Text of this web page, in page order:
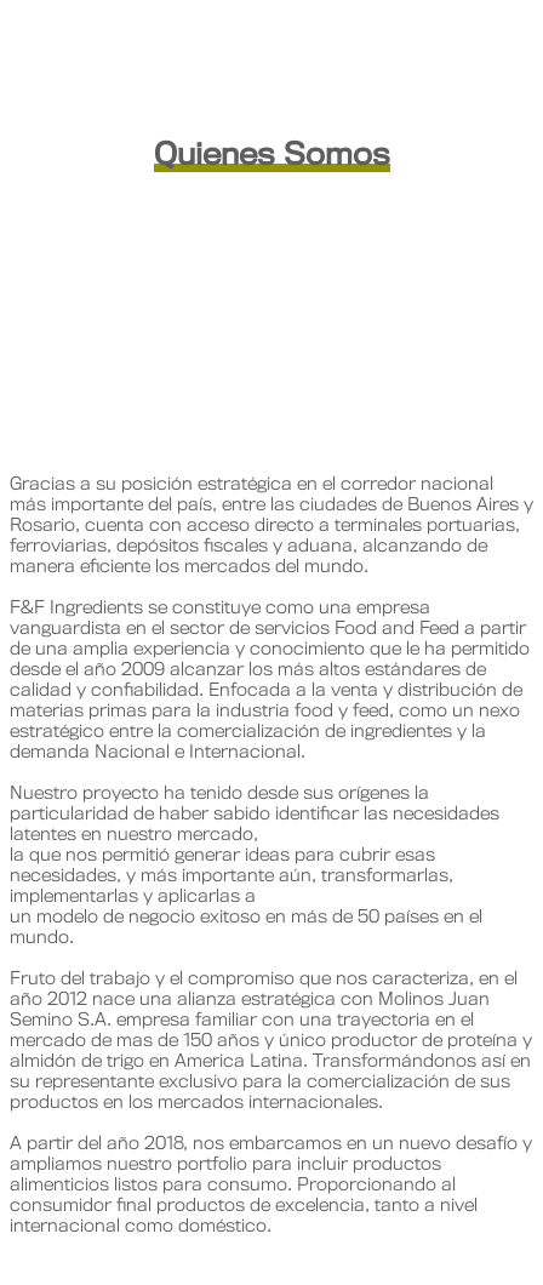
Quienes Somos
Gracias a su posición estratégica en el corredor nacional
más importante del país, entre las ciudades de Buenos Aires y
Rosario, cuenta con acceso directo a terminales portuarias,
ferroviarias, depósitos fiscales y aduana, alcanzando de
manera eficiente los mercados del mundo.
F&F Ingredients se constituye como una empresa
vanguardista en el sector de servicios Food and Feed a partir
de una amplia experiencia y conocimiento que le ha permitido
desde el año 2009 alcanzar los más altos estándares de
calidad y confiabilidad. Enfocada a la venta y distribución de
materias primas para la industria food y feed, como un nexo
estratégico entre la comercialización de ingredientes y la
demanda Nacional e Internacional.
Nuestro proyecto ha tenido desde sus orígenes la
particularidad de haber sabido identificar las necesidades
latentes en nuestro mercado,
la que nos permitió generar ideas para cubrir esas
necesidades, y más importante aún, transformarlas,
implementarlas y aplicarlas a
un modelo de negocio exitoso en más de 50 países en el
mundo.
Fruto del trabajo y el compromiso que nos caracteriza, en el
año 2012 nace una alianza estratégica con Molinos Juan
Semino S.A. empresa familiar con una trayectoria en el
mercado de mas de 150 años y único productor de proteína y
almidón de trigo en America Latina. Transformándonos así en
su representante exclusivo para la comercialización de sus
productos en los mercados internacionales.
A partir del año 2018, nos embarcamos en un nuevo desafío y
ampliamos nuestro portfolio para incluir productos
alimenticios listos para consumo. Proporcionando al
consumidor final productos de excelencia, tanto a nivel
internacional como doméstico.